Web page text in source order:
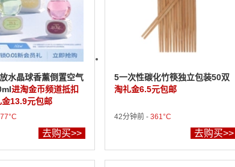
水晶球香薰倒置空气
进淘金币频道抵扣
13.9元包邮
去购买>>
5一次性碳化竹筷独立包装50双
淘礼金6.5元包邮
42分钟前 - 361°C
去购买>>